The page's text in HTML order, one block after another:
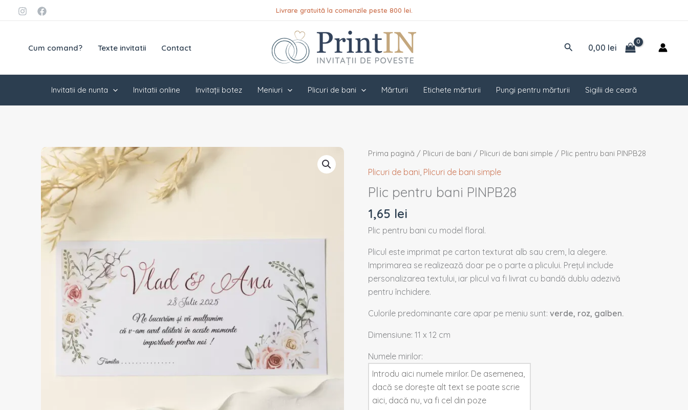
conținut Livrare gratuită la comenzile peste 800 lei.
Cum comand? Texte invitatii Contact Caută0,00 lei
Invitatii de nunta Invitatii online Invitații botez Meniuri Plicuri de bani Mărturii Etichete mărturii Pungi pentru mărturii Sigilii de ceară
Prima pagină / Plicuri de bani / Plicuri de bani simple / Plic pentru bani PINPB28
Plicuri de bani Plicuri de bani simple
Plic pentru bani PINPB28
1,65 lei
Plic pentru bani cu model floral.
Plicul este imprimat pe carton texturat alb sau crem, la alegere.
Imprimarea se realizează doar pe o parte a plicului. Prețul include
personalizarea textului, iar plicul va fi livrat cu bandă dublu adezivă
pentru închidere.
Culorile predominante care apar pe meniu sunt:verde, roz, galben.
Dimensiune: 11 x 12 cm
Numele mirilor:
Cantitate
Plic
bani
PINPB28